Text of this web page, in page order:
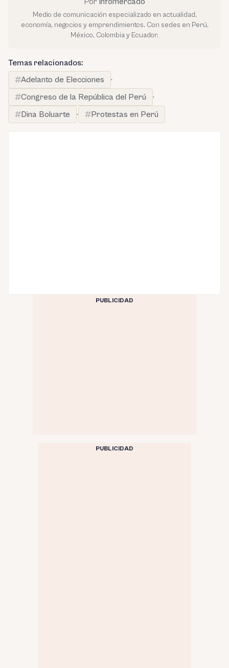
Medio de comunicación especializado en actualidad,
economía, negocios y emprendimientos. Con sedes en Perú,
México, Colombia y Ecuador.
Temas relacionados:
Adelanto de Elecciones
·
Congreso de la República del Perú
·
Dina Boluarte
· Protestas en Perú
PUBLICIDAD
PUBLICIDAD